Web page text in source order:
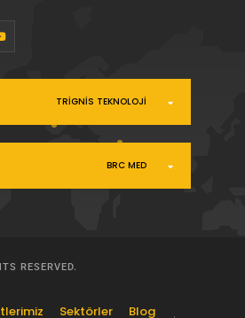
TRIGNIS TEKNOLOJI
BRC MED
RESERVED.
Sektörler Blog